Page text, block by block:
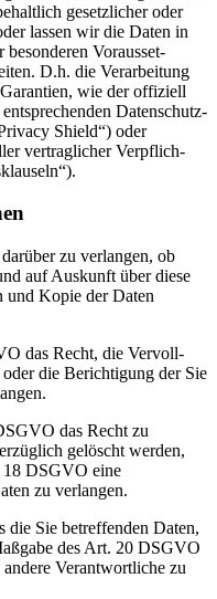
gesetz­licher oder
lassen wir die Daten in
Voraus­set­
D.h. die Verar­beitung
wie der offiziell
Daten­schutz­
Shield“) oder
vertrag­licher Verpflich­
zu verlangen, ob
auf Auskunft über diese
und Kopie der Daten
das Recht, die Vervoll­
die Berich­tigung der Sie
das Recht zu
gelöscht werden,
18 DSGVO eine
zu verlangen.
die Sie betref­fenden Daten,
des Art. 20 DSGVO
Verant­wort­liche zu